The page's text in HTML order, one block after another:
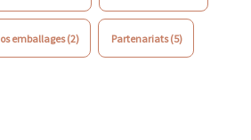
nos emballages (2) partenariats (5)